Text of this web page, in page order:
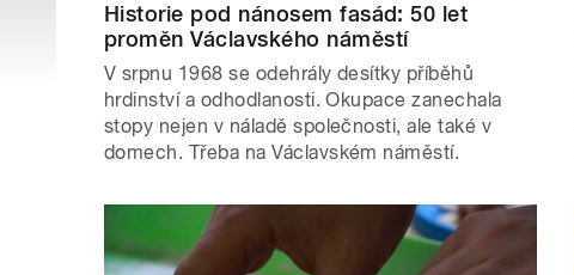
Historie pod nánosem fasád: 50 let
proměn Václavského náměstí
V srpnu 1968 se odehrály desítky příběhů
hrdinství a odhodlanosti. Okupace zanechala
stopy nejen v náladě společnosti, ale také v
domech. Třeba na Václavském náměstí.